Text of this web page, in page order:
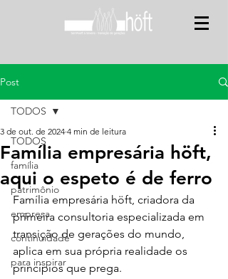
Post
TODOS
família
patrimônio
empresa
continuidade
para inspirar
TODOS
Família empresária höft,
aqui o espeto é de ferro
3 de out. de 2024 4 min de leitura
Família empresária höft, criadora da
primeira consultoria especializada em
transição de gerações do mundo,
aplica em sua própria realidade os
princípios que prega.